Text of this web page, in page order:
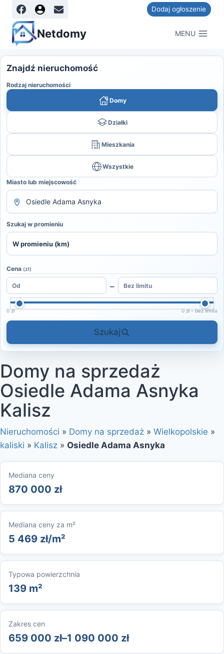
Dodaj ogłoszenie
Netdomy MENU
Znajdź nieruchomość
Rodzaj nieruchomości
Domy
Działki
Mieszkania
Wszystkie
Miasto lub miejscowość
Szukaj w promieniu
Cena (zł)
–
0 zł 0 zł – bez limitu
Szukaj
Domy na sprzedaż
Osiedle Adama Asnyka
Kalisz
Nieruchomości » Domy na sprzedaż » Wielkopolskie »
kaliski » Kalisz » Osiedle Adama Asnyka
Mediana ceny
870 000 zł
Mediana ceny za m²
5 469 zł/m²
Typowa powierzchnia
139 m²
Zakres cen
659 000 zł–1 090 000 zł